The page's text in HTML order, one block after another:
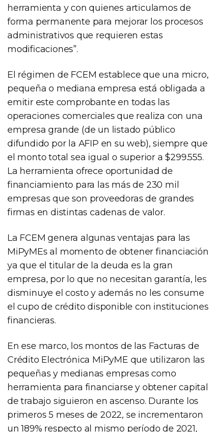
herramienta y con quienes articulamos de
forma permanente para mejorar los procesos
administrativos que requieren estas
modificaciones”.
El régimen de FCEM establece que una micro,
pequeña o mediana empresa está obligada a
emitir este comprobante en todas las
operaciones comerciales que realiza con una
empresa grande (de un listado público
difundido por la AFIP en su web), siempre que
el monto total sea igual o superior a $299.555.
La herramienta ofrece oportunidad de
financiamiento para las más de 230 mil
empresas que son proveedoras de grandes
firmas en distintas cadenas de valor.
La FCEM genera algunas ventajas para las
MiPyMEs al momento de obtener financiación
ya que el titular de la deuda es la gran
empresa, por lo que no necesitan garantía, les
disminuye el costo y además no les consume
el cupo de crédito disponible con instituciones
financieras.
En ese marco, los montos de las Facturas de
Crédito Electrónica MiPyME que utilizaron las
pequeñas y medianas empresas como
herramienta para financiarse y obtener capital
de trabajo siguieron en ascenso. Durante los
primeros 5 meses de 2022, se incrementaron
un 189% respecto al mismo período de 2021,